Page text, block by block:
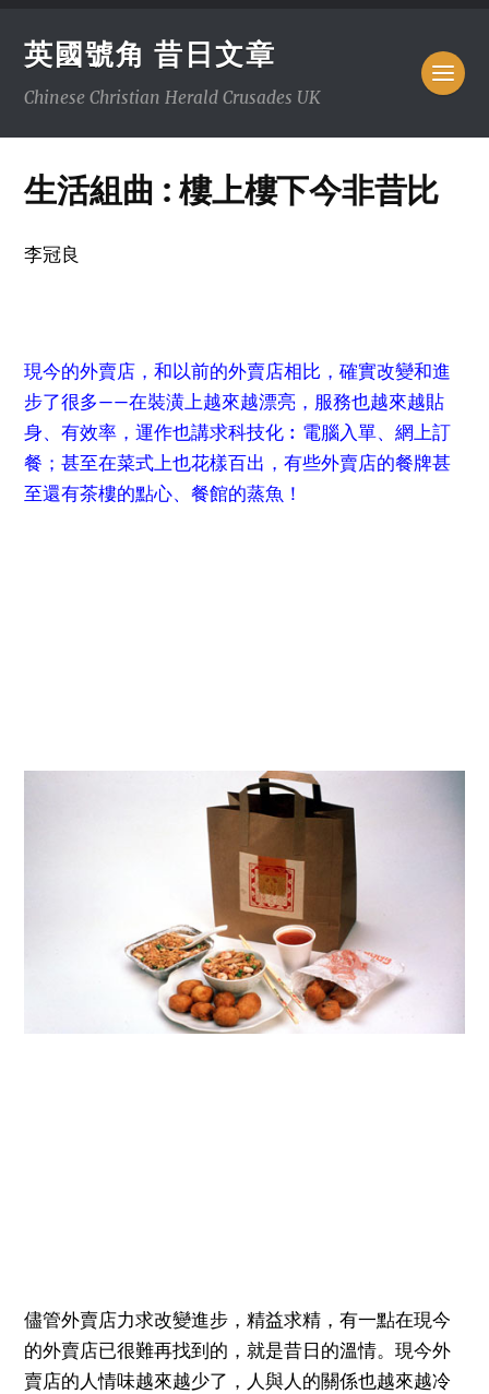
英國號角 昔日文章
Chinese Christian Herald Crusades UK
生活組曲 : 樓上樓下今非昔比
李冠良
現今的外賣店，和以前的外賣店相比，確實改變和進
步了很多——在裝潢上越來越漂亮，服務也越來越貼
身、有效率，運作也講求科技化︰電腦入單、網上訂
餐；甚至在菜式上也花樣百出，有些外賣店的餐牌甚
至還有茶樓的點心、餐館的蒸魚！
儘管外賣店力求改變進步，精益求精，有一點在現今
的外賣店已很難再找到的，就是昔日的溫情。現今外
賣店的人情味越來越少了，人與人的關係也越來越冷